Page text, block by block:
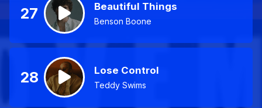
27 Beautiful Things
Benson Boone
28 Lose Control
Teddy Swims